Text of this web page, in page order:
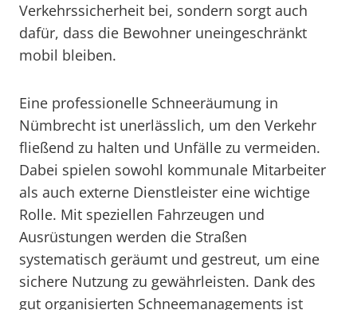
Verkehrssicherheit bei, sondern sorgt auch
dafür, dass die Bewohner uneingeschränkt
mobil bleiben.
Eine professionelle Schneeräumung in
Nümbrecht ist unerlässlich, um den Verkehr
fließend zu halten und Unfälle zu vermeiden.
Dabei spielen sowohl kommunale Mitarbeiter
als auch externe Dienstleister eine wichtige
Rolle. Mit speziellen Fahrzeugen und
Ausrüstungen werden die Straßen
systematisch geräumt und gestreut, um eine
sichere Nutzung zu gewährleisten. Dank des
gut organisierten Schneemanagements ist